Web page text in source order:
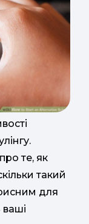
те, як
такий
для
ваші